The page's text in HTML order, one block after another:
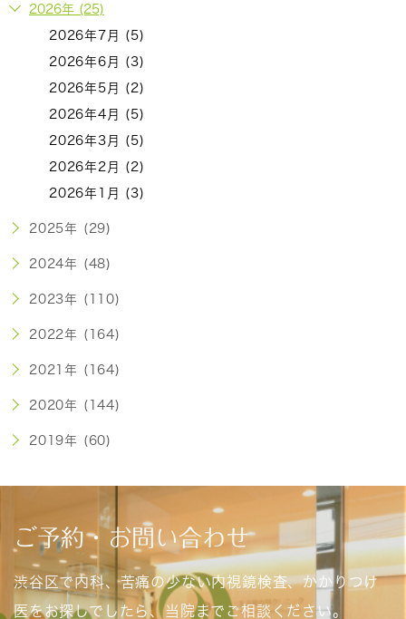
2026年 (25)
2026年7月 (5)
2026年6月 (3)
2026年5月 (2)
2026年4月 (5)
2026年3月 (5)
2026年2月 (2)
2026年1月 (3)
2025年 (29)
2024年 (48)
2023年 (110)
2022年 (164)
2021年 (164)
2020年 (144)
2019年 (60)
ご予約・お問い合わせ
渋谷区で内科、苦痛の少ない内視鏡検査、かかりつけ
医をお探しでしたら、当院までご相談ください。